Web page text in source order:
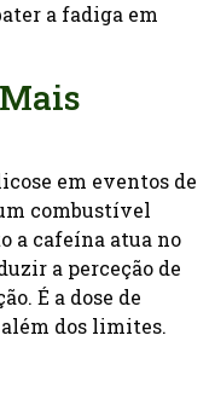
a fadiga em
em eventos de
combustível
a cafeína atua no
a perceção de
É a dose de
dos limites.